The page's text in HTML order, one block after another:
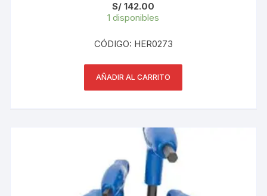
S/ 142.00
1 disponibles
CÓDIGO: HER0273
AÑADIR AL CARRITO